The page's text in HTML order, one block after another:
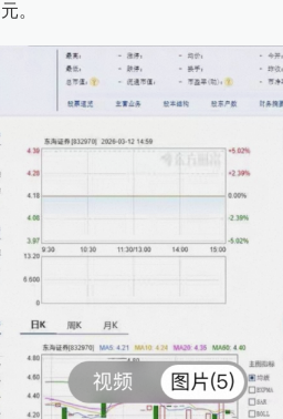
。